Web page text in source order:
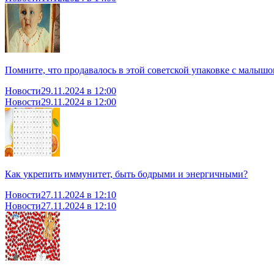
Помните, что продавалось в этой советской упаковке с
Новости29.11.2024 в 12:00
Новости29.11.2024 в 12:00
Как укрепить иммунитет, быть бодрыми и энергичными?
Новости27.11.2024 в 12:10
Новости27.11.2024 в 12:10